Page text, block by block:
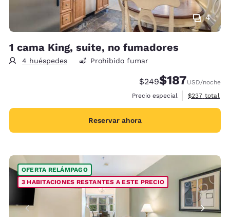
4
1 cama King, suite, no fumadores
4 huéspedes Prohibido fumar
Precio tachado:
$249Precio con
$187USD/noche
Precio especial
Ver detalles
$237 total
Reservar ahora
OFERTA RELÁMPAGO
3 HABITACIONES RESTANTES A ESTE PRECIO